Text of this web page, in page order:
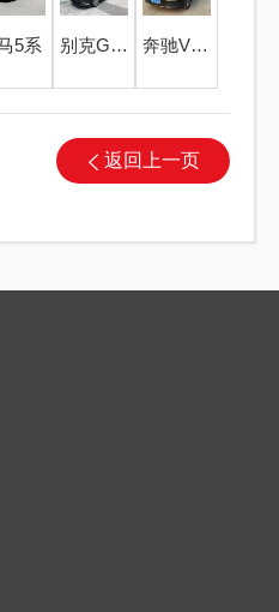
5系 别克GL8商务ES陆尊 奔驰V260L商务
返回上一页